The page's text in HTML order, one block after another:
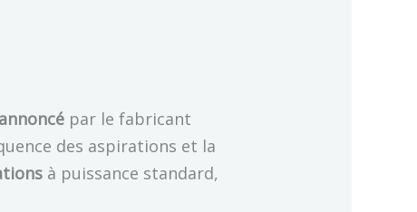
par le fabricant
des aspirations et la
à puissance standard,